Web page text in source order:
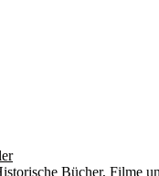
Bücher, Filme